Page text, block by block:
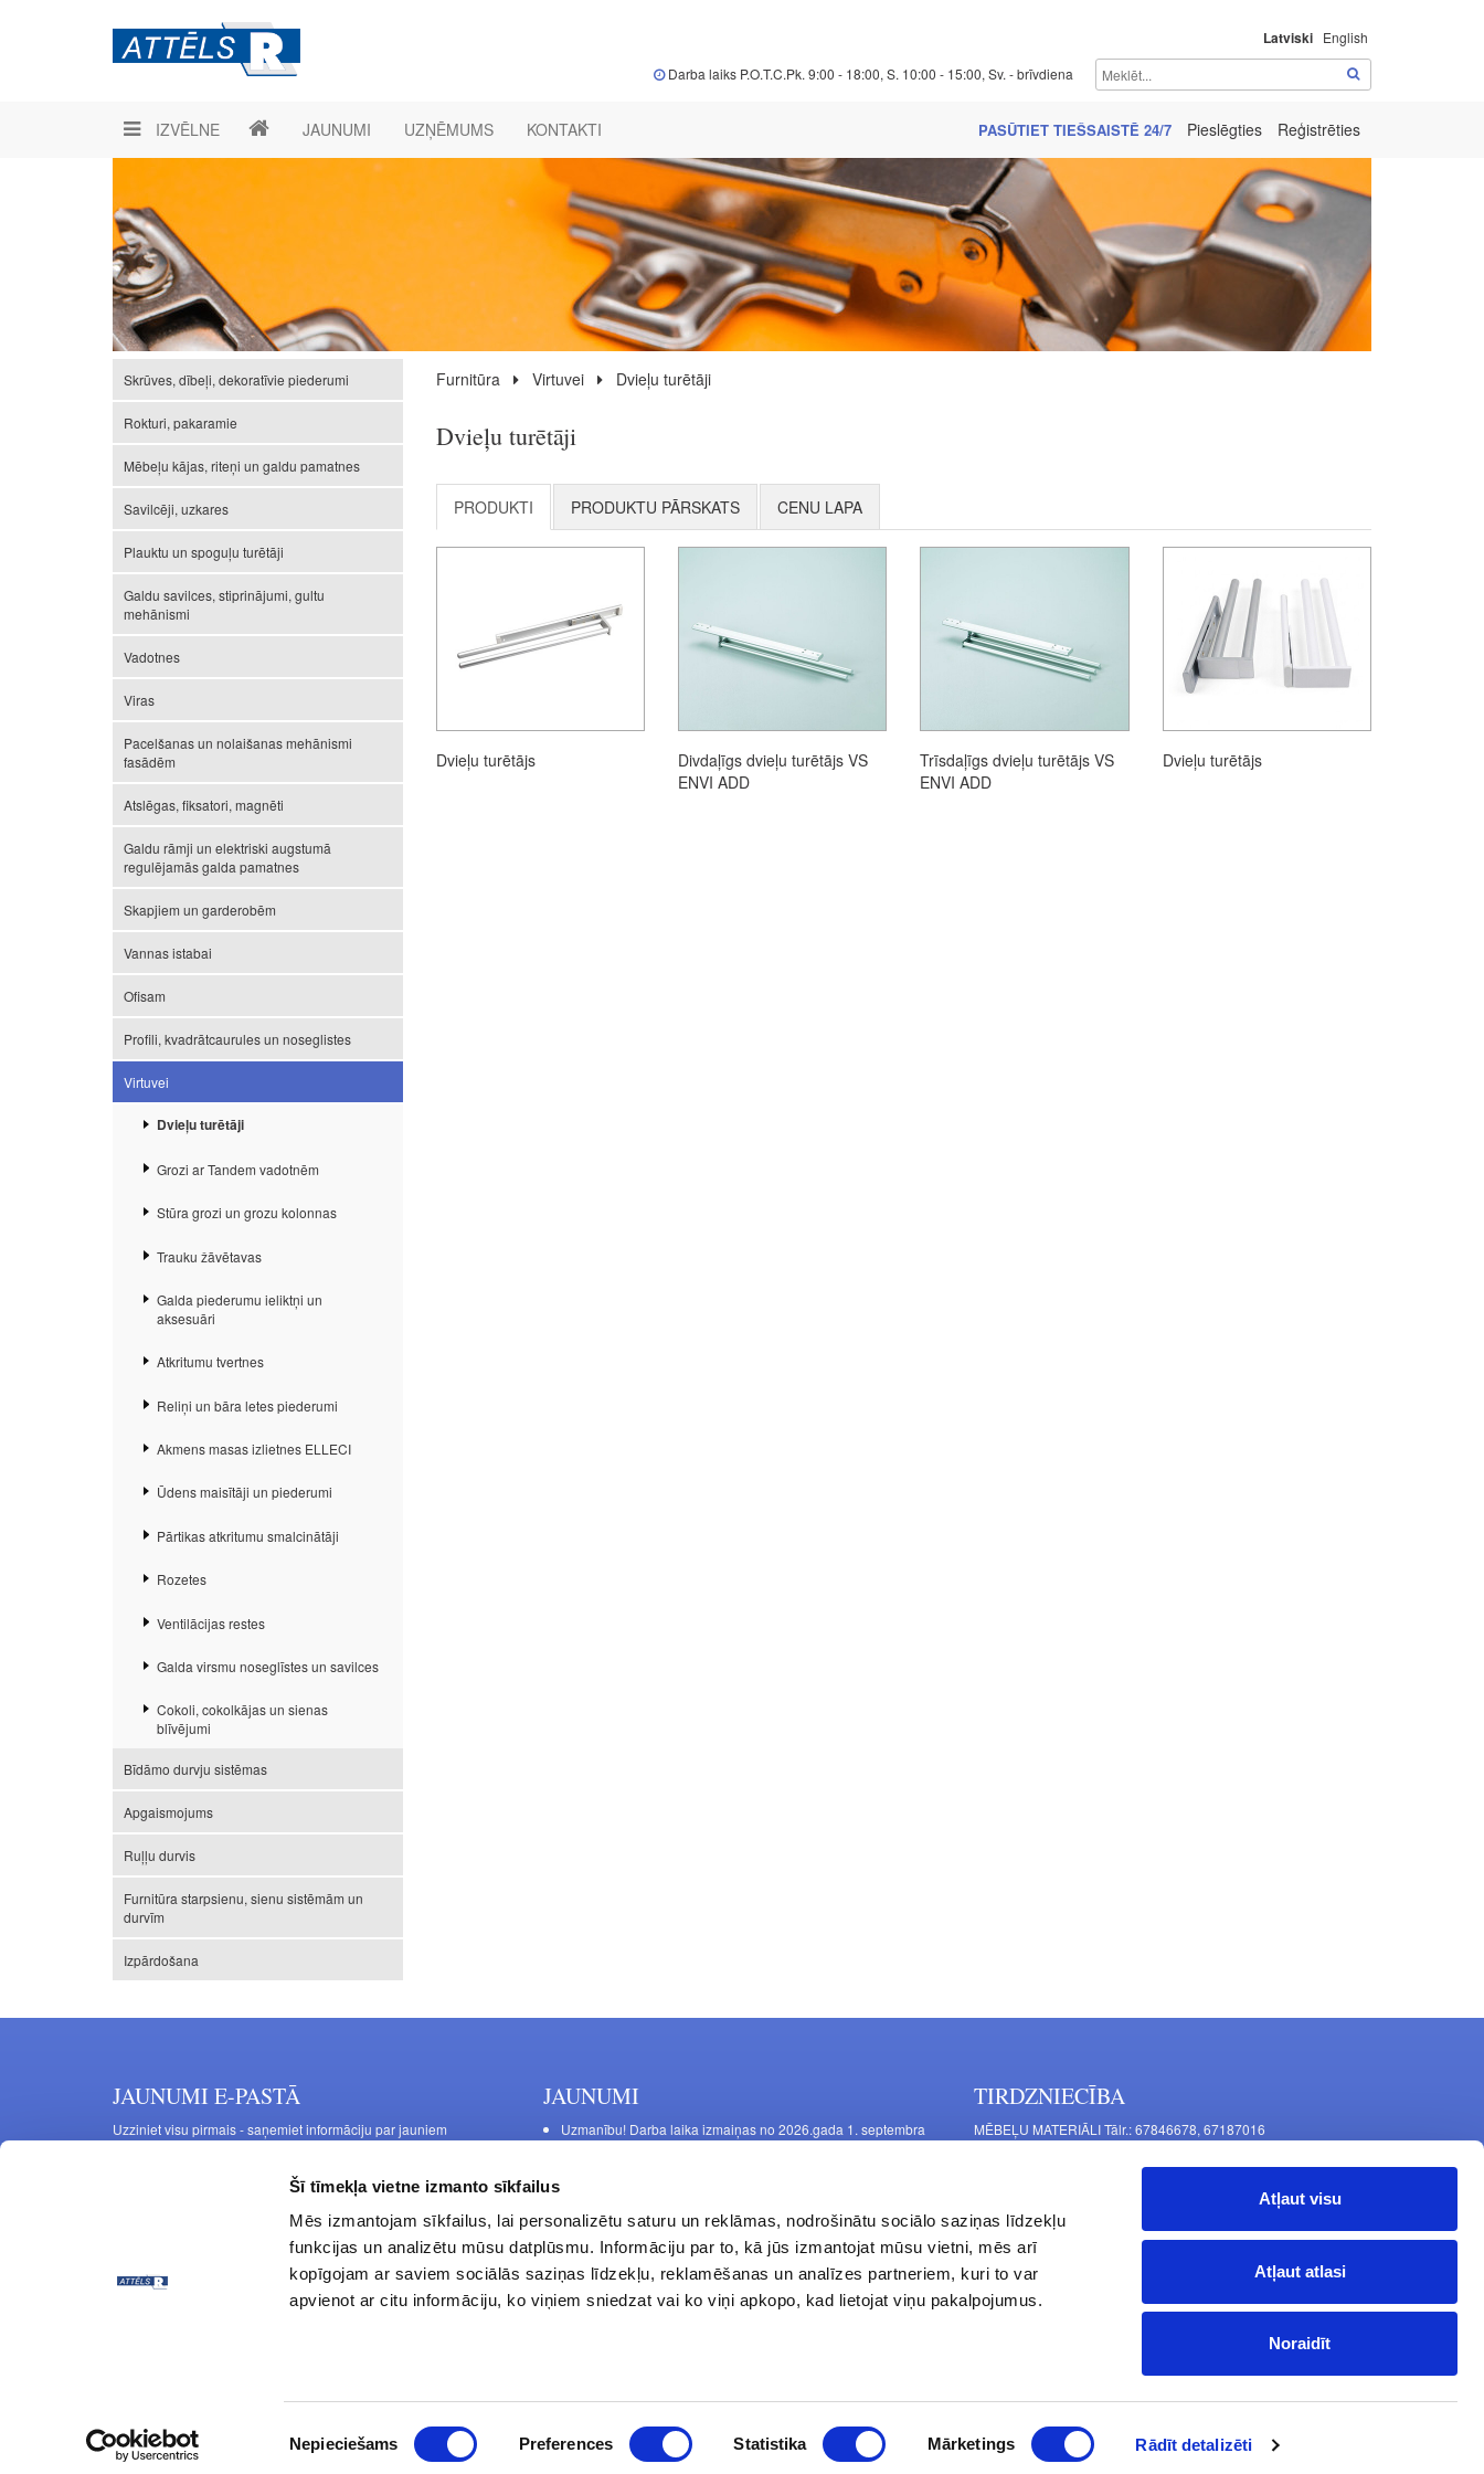
Šī tīmekļa vietne izmanto sīkfailus
Mēs izmantojam sīkfailus, lai personalizētu saturu un reklāmas, nodrošinātu sociālo saziņas līdzekļu
funkcijas un analizētu mūsu datplūsmu. Informāciju par to, kā jūs izmantojat mūsu vietni, mēs arī
kopīgojam ar saviem sociālās saziņas līdzekļu, reklamēšanas un analīzes partneriem, kuri to var
apvienot ar citu informāciju, ko viņiem sniedzat vai ko viņi apkopo, kad lietojat viņu pakalpojumus.
izvēle
Nepieciešams Preferences Statistika Mārketings Rādīt detalizēti
Atļaut visu
Atļaut atlasi
Noraidīt
Latviski English
Darba laiks P.O.T.C.Pk. 9:00 - 18:00, S. 10:00 - 15:00, Sv. - brīvdiena
IZVĒLNE JAUNUMI UZŅĒMUMS KONTAKTI PASŪTIET TIEŠSAISTĒ 24/7 Pieslēgties Reģistrēties
Skrūves, dībeļi, dekoratīvie piederumi
Rokturi, pakaramie
Mēbeļu kājas, riteņi un galdu pamatnes
Savilcēji, uzkares
Plauktu un spoguļu turētāji
Galdu savilces, stiprinājumi, gultu
mehānismi
Vadotnes
Viras
Pacelšanas un nolaišanas mehānismi
fasādēm
Atslēgas, fiksatori, magnēti
Galdu rāmji un elektriski augstumā
regulējamās galda pamatnes
Skapjiem un garderobēm
Vannas istabai
Ofisam
Profili, kvadrātcaurules un noseglistes
Virtuvei
Dvieļu turētāji
Grozi ar Tandem vadotnēm
Stūra grozi un grozu kolonnas
Trauku žāvētavas
Galda piederumu ieliktņi un
aksesuāri
Atkritumu tvertnes
Reliņi un bāra letes piederumi
Akmens masas izlietnes ELLECI
Ūdens maisītāji un piederumi
Pārtikas atkritumu smalcinātāji
Rozetes
Ventilācijas restes
Galda virsmu noseglīstes un savilces
Cokoli, cokolkājas un sienas
blīvējumi
Bīdāmo durvju sistēmas
Apgaismojums
Ruļļu durvis
Furnitūra starpsienu, sienu sistēmām un
durvīm
Izpārdošana
Furnitūra Virtuvei Dvieļu turētāji
Dvieļu turētāji
PRODUKTI PRODUKTU PĀRSKATS CENU LAPA
Dvieļu turētājs
Divdaļīgs dvieļu turētājs VS
ENVI ADD
Trīsdaļīgs dvieļu turētājs VS
ENVI ADD
Dvieļu turētājs
JAUNUMI E-PASTĀ
Uzziniet visu pirmais - saņemiet informāciju par jauniem
JAUNUMI
Uzmanību! Darba laika izmaiņas no 2026.gada 1. septembra
TIRDZNIECĪBA
MĒBEĻU MATERIĀLI Tālr.: 67846678, 67187016
Mašīnu iela 11, Rīga, LV-1063, Latvija
FURNITŪRA MĒBELĒM Tālr.: 67846682, 67844884
Latgales iela 452, Rīga, LV-1063, Latvija
S. 10:00 - 15:00, Sv. - brīvdiena
© ATTĒLS R 1997 - 2024 Visas tiesības aizsargātas. Privātuma politika Kontakti